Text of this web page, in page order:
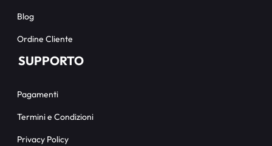
Blog
Ordine Cliente
SUPPORTO
Pagamenti
Termini e Condizioni
Privacy Policy